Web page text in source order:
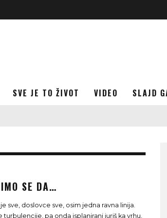
SVE JE TO ŽIVOT VIDEO SLAJD
SE DA…
sve, doslovce sve, osim jedna ravna linija.
turbulencije, pa onda isplanirani juriš ka vrhu,